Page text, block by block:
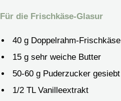
Für die Frischkäse-Glasur
40 g Doppelrahm-Frischkäse
15 g sehr weiche Butter
50-60 g Puderzucker gesiebt
1/2 TL Vanilleextrakt